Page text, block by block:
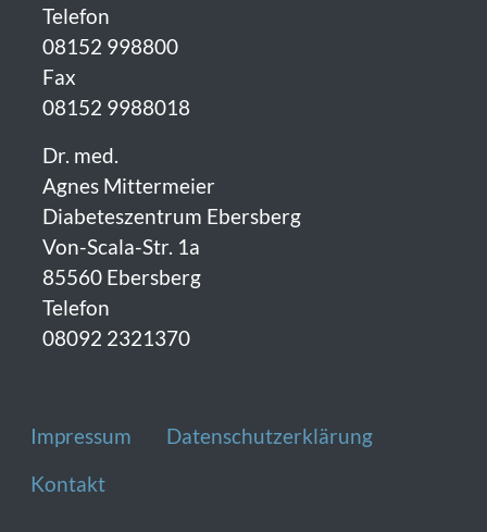
Telefon
08152 998800
Fax
08152 9988018
Dr. med.
Agnes Mittermeier
Diabeteszentrum Ebersberg
Von-Scala-Str. 1a
85560 Ebersberg
Telefon
08092 2321370
Fußzeile
Impressum
Datenschutzerklärung
Kontakt